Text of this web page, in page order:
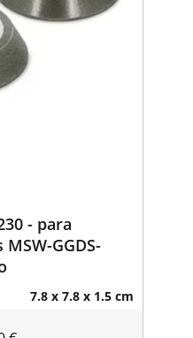
- para
GGDS-
7.8 x 7.8 x 1.5 cm